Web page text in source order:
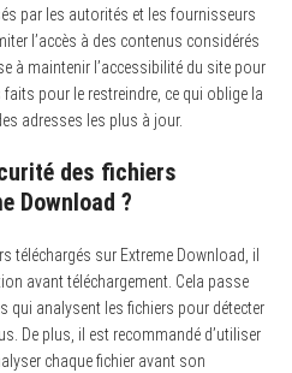
par les autorités et les fournisseurs
l’accès à des contenus considérés
à maintenir l’accessibilité du site pour
pour le restreindre, ce qui oblige la
adresses les plus à jour.
des fichiers
Download ?
téléchargés sur Extreme Download, il
avant téléchargement. Cela passe
qui analysent les fichiers pour détecter
De plus, il est recommandé d’utiliser
chaque fichier avant son